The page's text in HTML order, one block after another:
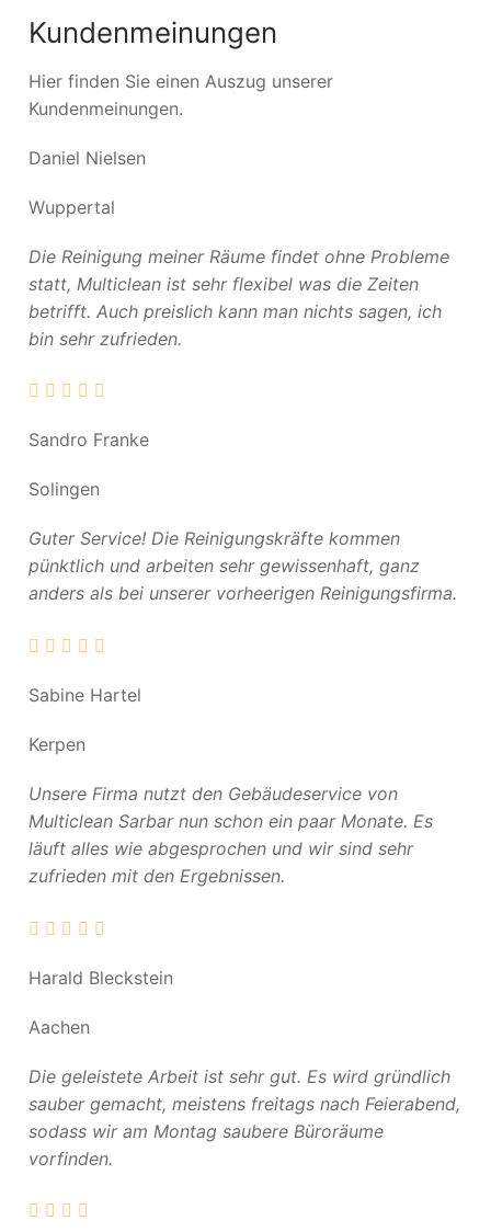
Kundenmeinungen
Hier finden Sie einen Auszug unserer
Kundenmeinungen.
Daniel Nielsen
Wuppertal
Die Reinigung meiner Räume findet ohne Probleme
statt, Multiclean ist sehr flexibel was die Zeiten
betrifft. Auch preislich kann man nichts sagen, ich
bin sehr zufrieden.
Sandro Franke
Solingen
Guter Service! Die Reinigungskräfte kommen
pünktlich und arbeiten sehr gewissenhaft, ganz
anders als bei unserer vorheerigen Reinigungsfirma.
Sabine Hartel
Kerpen
Unsere Firma nutzt den Gebäudeservice von
Multiclean Sarbar nun schon ein paar Monate. Es
läuft alles wie abgesprochen und wir sind sehr
zufrieden mit den Ergebnissen.
Harald Bleckstein
Aachen
Die geleistete Arbeit ist sehr gut. Es wird gründlich
sauber gemacht, meistens freitags nach Feierabend,
sodass wir am Montag saubere Büroräume
vorfinden.